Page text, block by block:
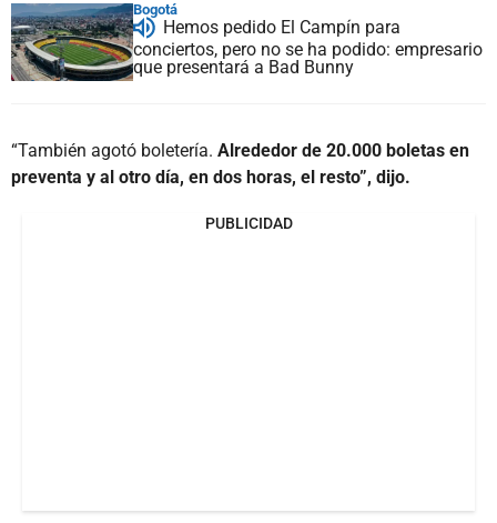
Bogotá
Hemos pedido El Campín para
conciertos, pero no se ha podido: empresario
que presentará a Bad Bunny
“También agotó boletería. Alrededor de 20.000 boletas en
preventa y al otro día, en dos horas, el resto”, dijo.
PUBLICIDAD